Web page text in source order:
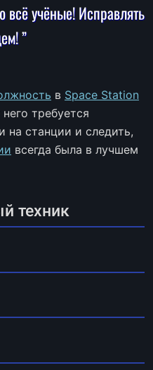
всё учёные! Исправлять
”
в Space Station
требуется
на станции и следить,
всегда была в лучшем
техник